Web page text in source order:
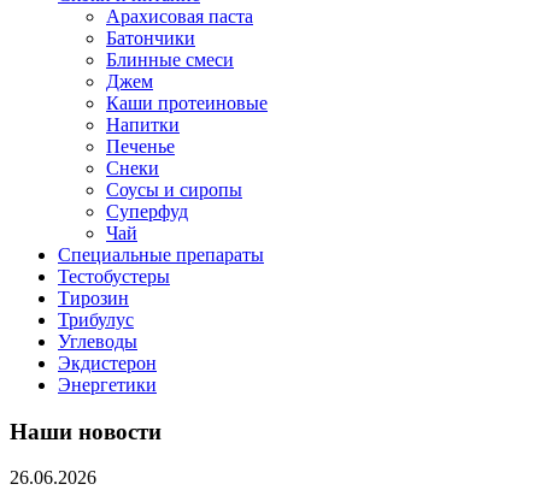
Арахисовая паста
Батончики
Блинные смеси
Джем
Каши протеиновые
Напитки
Печенье
Снеки
Соусы и сиропы
Суперфуд
Чай
Специальные препараты
Тестобустеры
Тирозин
Трибулус
Углеводы
Экдистерон
Энергетики
Наши новости
26.06.2026